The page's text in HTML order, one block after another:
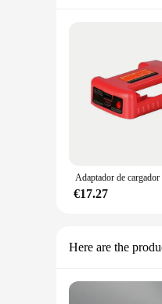
€17.27
Here are the